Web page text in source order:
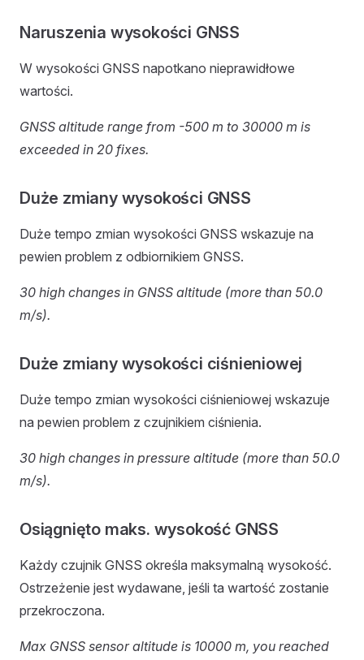
Naruszenia wysokości GNSS
W wysokości GNSS napotkano nieprawidłowe
wartości.
GNSS altitude range from -500 m to 30000 m is
exceeded in 20 fixes.
Duże zmiany wysokości GNSS
Duże tempo zmian wysokości GNSS wskazuje na
pewien problem z odbiornikiem GNSS.
30 high changes in GNSS altitude (more than 50.0
m/s).
Duże zmiany wysokości ciśnieniowej
Duże tempo zmian wysokości ciśnieniowej wskazuje
na pewien problem z czujnikiem ciśnienia.
30 high changes in pressure altitude (more than 50.0
m/s).
Osiągnięto maks. wysokość GNSS
Każdy czujnik GNSS określa maksymalną wysokość.
Ostrzeżenie jest wydawane, jeśli ta wartość zostanie
przekroczona.
Max GNSS sensor altitude is 10000 m, you reached